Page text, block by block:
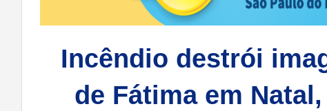
Incêndio destrói
de Fátima em